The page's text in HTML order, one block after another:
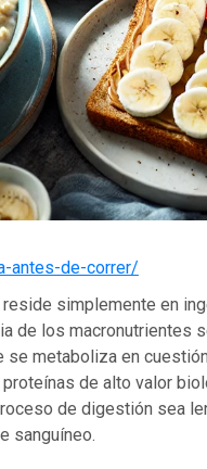
antes-de-correr/
simplemente en
de los macronutrientes
metaboliza en
de alto valor
de digestión sea
sanguíneo.